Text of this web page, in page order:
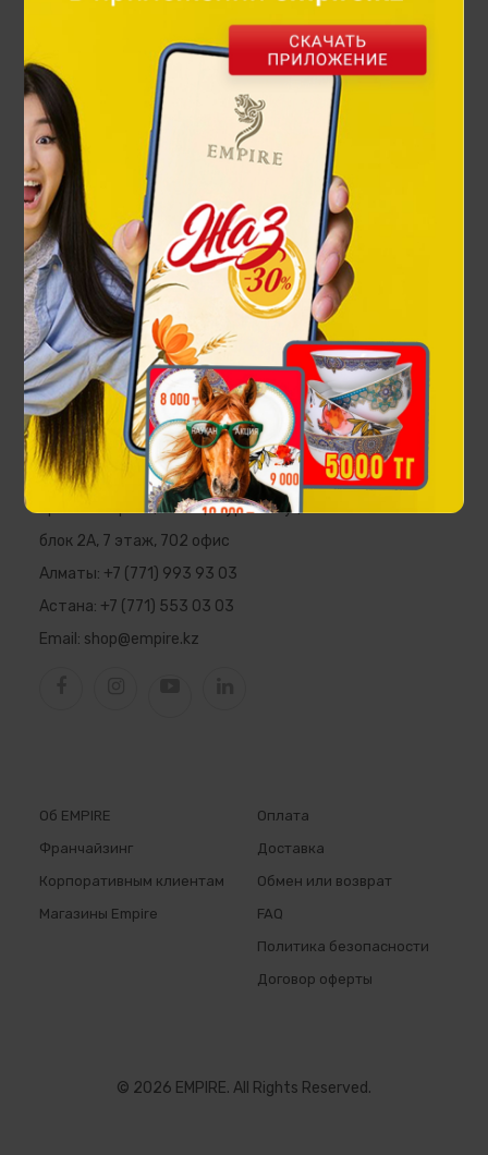
Книга Эликсир бессмертия. Чаелюбие по-
казахски
44 900 ₸
EMPIRE
Республика Казахстан, г. Алматы,
пр. Аль-Фараби, 5 ПФЦ "Нурлы Тау",
блок 2А, 7 этаж, 702 офис
Алматы: +7 (771) 993 93 03
Астана: +7 (771) 553 03 03
Email: shop@empire.kz
Об EMPIRE
Франчайзинг
Корпоративным клиентам
Магазины Empire
Оплата
Доставка
Обмен или возврат
FAQ
Политика безопасности
Договор оферты
© 2026 EMPIRE. All Rights Reserved.